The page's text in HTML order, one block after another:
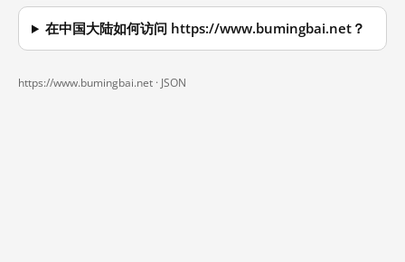
在中国大陆如何访问 https://www.bumingbai.net？
https://www.bumingbai.net · JSON